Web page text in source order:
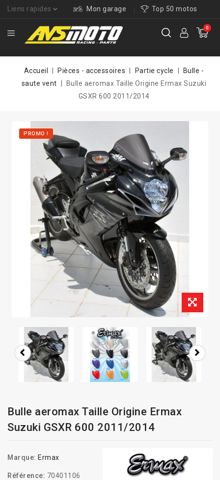
Liens rapides Mon garage Top 50 motos
0
Accueil Pièces - accessoires Partie cycle
Bulle -
saute vent
Bulle aeromax Taille Origine Ermax Suzuki
GSXR 600 2011/2014
PROMO !
Bulle aeromax Taille Origine Ermax
Suzuki GSXR 600 2011/2014
Marque: Ermax
Référence: 70401106